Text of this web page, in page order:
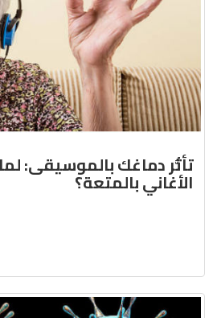
تأثُّر دماغك بالموسيقى:
الأغاني بالمتعة؟